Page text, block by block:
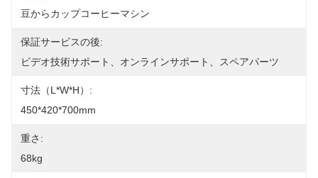
豆からカップコーヒーマシン
保証サービスの後:
ビデオ技術サポート、オンラインサポート、スペアパーツ
寸法（l*w*h）:
450*420*700mm
重さ:
68kg